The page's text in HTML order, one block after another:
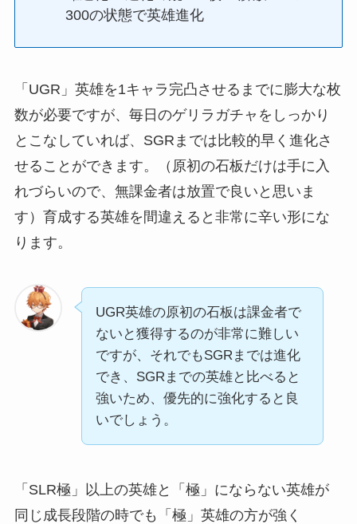
300の状態で英雄進化
「UGR」英雄を1キャラ完凸させるまでに膨大な枚
数が必要ですが、毎日のゲリラガチャをしっかり
とこなしていれば、SGRまでは比較的早く進化さ
せることができます。（原初の石板だけは手に入
れづらいので、無課金者は放置で良いと思いま
す）育成する英雄を間違えると非常に辛い形にな
ります。
UGR英雄の原初の石板は課金者で
ないと獲得するのが非常に難しい
ですが、それでもSGRまでは進化
でき、SGRまでの英雄と比べると
強いため、優先的に強化すると良
いでしょう。
「SLR極」以上の英雄と「極」にならない英雄が
同じ成長段階の時でも「極」英雄の方が強く